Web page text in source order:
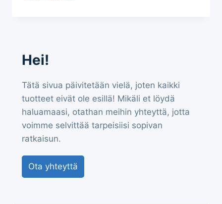
Hei!
Tätä sivua päivitetään vielä, joten kaikki
tuotteet eivät ole esillä! Mikäli et löydä
haluamaasi, otathan meihin yhteyttä, jotta
voimme selvittää tarpeisiisi sopivan
ratkaisun.
Ota yhteyttä